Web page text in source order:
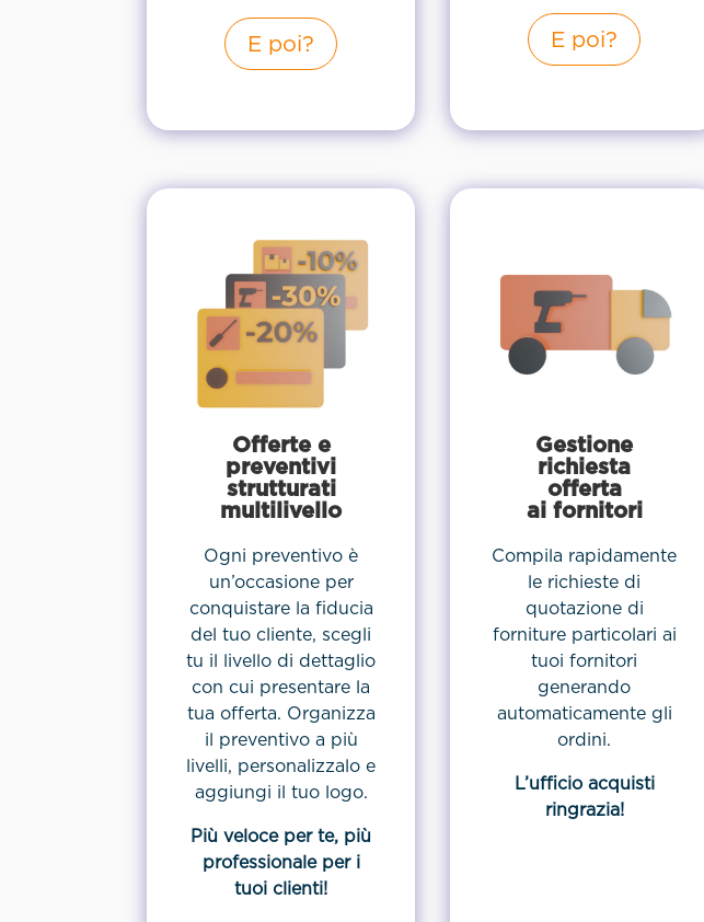
E poi? E poi?
Offerte e
preventivi
strutturati
multilivello
Ogni preventivo è
un’occasione per
conquistare la fiducia
del tuo cliente, scegli
tu il livello di dettaglio
con cui presentare la
tua offerta. Organizza
il preventivo a più
livelli, personalizzalo e
aggiungi il tuo logo.
Più veloce per te, più
professionale per i
tuoi clienti!
Gestione
richiesta
offerta
ai fornitori
Compila rapidamente
le richieste di
quotazione di
forniture particolari ai
tuoi fornitori
generando
automaticamente gli
ordini.
L’ufficio acquisti
ringrazia!